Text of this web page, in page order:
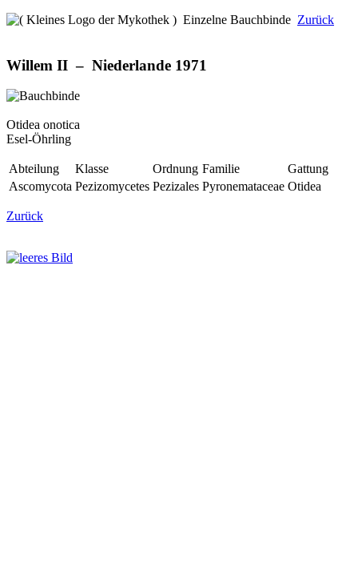
Einzelne Bauchbinde Zurück
Willem II – Niederlande 1971
Otidea onotica
Esel-Öhrling
Abteilung Klasse Ordnung Familie
Gattung
Ascomycota Pezizomycetes Pezizales Pyronemataceae Otidea
Zurück